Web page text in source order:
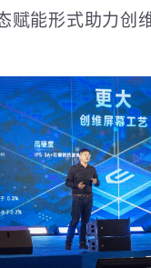
赋能形式助力创